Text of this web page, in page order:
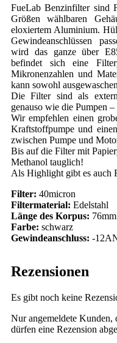
FueLab Benzinfilter sind
Größen wählbaren
eloxiertem Aluminium.
Gewindeanschlüssen
wird das ganze über
befindet sich eine
Mikronenzahlen und
kann sowohl
Die Filter sind als
genauso wie die Pumpen
Wir empfehlen einen
Kraftstoffpumpe und
zwischen Pumpe und
Bis auf die Filter mit
Methanol tauglich!
Als Highlight gibt es auch
Filter: 40micron
Filtermaterial: Edelstahl
Länge des Korpus: 76mm
Farbe: schwarz
Gewindeanschluss: -
Rezensionen
Es gibt noch keine
Nur angemeldete Kunden,
dürfen eine Rezension